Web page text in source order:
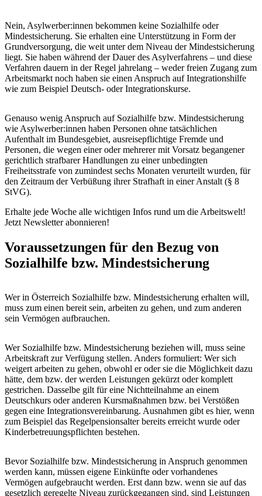
Nein, Asylwerber:innen bekommen keine Sozialhilfe oder
Mindestsicherung. Sie erhalten eine Unterstützung in Form der
Grundversorgung, die weit unter dem Niveau der Mindestsicherung
liegt. Sie haben während der Dauer des Asylverfahrens – und diese
Verfahren dauern in der Regel jahrelang – weder freien Zugang zum
Arbeitsmarkt noch haben sie einen Anspruch auf Integrationshilfe
wie zum Beispiel Deutsch- oder Integrationskurse.
Genauso wenig Anspruch auf Sozialhilfe bzw. Mindestsicherung
wie Asylwerber:innen haben Personen ohne tatsächlichen
Aufenthalt im Bundesgebiet, ausreisepflichtige Fremde und
Personen, die wegen einer oder mehrerer mit Vorsatz begangener
gerichtlich strafbarer Handlungen zu einer unbedingten
Freiheitsstrafe von zumindest sechs Monaten verurteilt wurden, für
den Zeitraum der Verbüßung ihrer Strafhaft in einer Anstalt (§ 8
StVG).
Erhalte jede Woche alle wichtigen Infos rund um die Arbeitswelt!
Jetzt Newsletter abonnieren!
Voraussetzungen für den Bezug von
Sozialhilfe bzw. Mindestsicherung
Wer in Österreich Sozialhilfe bzw. Mindestsicherung erhalten will,
muss zum einen bereit sein, arbeiten zu gehen, und zum anderen
sein Vermögen aufbrauchen.
Wer Sozialhilfe bzw. Mindestsicherung beziehen will, muss seine
Arbeitskraft zur Verfügung stellen. Anders formuliert: Wer sich
weigert arbeiten zu gehen, obwohl er oder sie die Möglichkeit dazu
hätte, dem bzw. der werden Leistungen gekürzt oder komplett
gestrichen. Dasselbe gilt für eine Nichtteilnahme an einem
Deutschkurs oder anderen Kursmaßnahmen bzw. bei Verstößen
gegen eine Integrationsvereinbarung. Ausnahmen gibt es hier, wenn
zum Beispiel das Regelpensionsalter bereits erreicht wurde oder
Kinderbetreuungspflichten bestehen.
Bevor Sozialhilfe bzw. Mindestsicherung in Anspruch genommen
werden kann, müssen eigene Einkünfte oder vorhandenes
Vermögen aufgebraucht werden. Erst dann bzw. wenn sie auf das
gesetzlich geregelte Niveau zurückgegangen sind, sind Leistungen